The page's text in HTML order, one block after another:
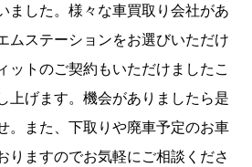
ました。様々な車買取り会社があ
ムステーションをお選びいただけ
ットのご契約もいただけましたこ
上げます。機会がありましたら是
。また、下取りや廃車予定のお車
りますのでお気軽にご相談くださ